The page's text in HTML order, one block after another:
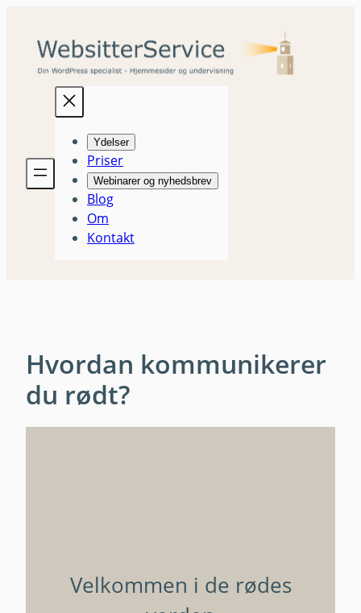
indhold
Ydelser
Priser
Webinarer og nyhedsbrev
Blog
Om
Kontakt
Hvordan kommunikerer
du rødt?
Velkommen i de rødes